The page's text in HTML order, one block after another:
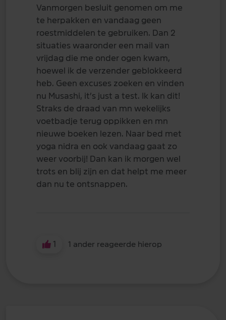
Vanmorgen besluit genomen om me
te herpakken en vandaag geen
roestmiddelen te gebruiken. Dan 2
situaties waaronder een mail van
vrijdag die me onder ogen kwam,
hoewel ik de verzender geblokkeerd
heb. Geen excuses zoeken en vinden
nu Musashi, it’s just a test. Ik kan dit!
Straks de draad van mn wekelijks
voetbadje terug oppikken en mn
nieuwe boeken lezen. Naar bed met
yoga nidra en ook vandaag gaat zo
weer voorbij! Dan kan ik morgen wel
trots en blij zijn en dat helpt me meer
dan nu te ontsnappen.
1 1 ander reageerde hierop